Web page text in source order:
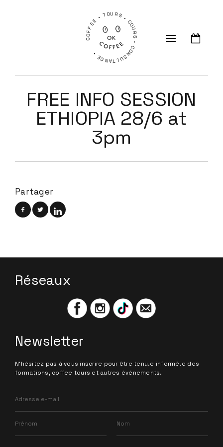
COFFEE • TOURS • COURS • CONSULTANCE •
FREE INFO SESSION
ETHIOPIA 28/6 at
3pm
Partager
Réseaux
Newsletter
N'hésitez pas à vous inscrire pour être tenu.e informé.e des
formations, coffee tours et autres événements.